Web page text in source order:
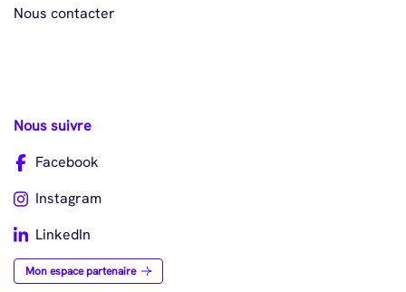
Nous contacter
Nous suivre
Facebook
Instagram
LinkedIn
Mon espace partenaire